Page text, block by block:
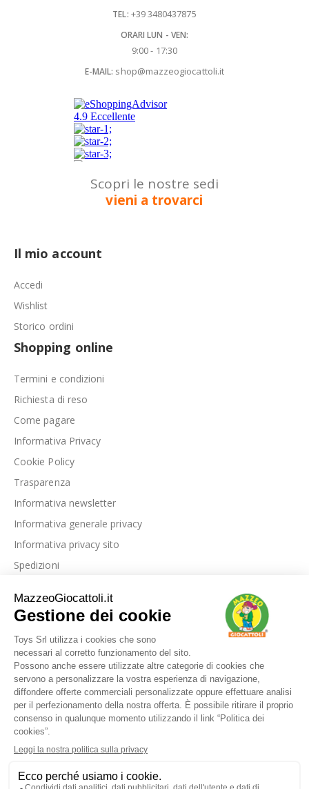
TEL: +39 3480437875
ORARI LUN - VEN:
9:00 - 17:30
E-MAIL: shop@mazzeogiocattoli.it
Scopri le nostre sedi
vieni a trovarci
Il mio account
Accedi
Wishlist
Storico ordini
Shopping online
Termini e condizioni
Richiesta di reso
Come pagare
Informativa Privacy
Cookie Policy
Trasparenza
Informativa newsletter
Informativa generale privacy
Informativa privacy sito
Spedizioni
La nostra azienda
Le nostre recensioni
Blog
Dove siamo
Contattaci
I nostri marchi